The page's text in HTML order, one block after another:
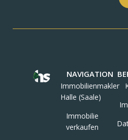
NAVIGATION
Immobilienmakler
Halle (Saale)
Immobilie
verkaufen